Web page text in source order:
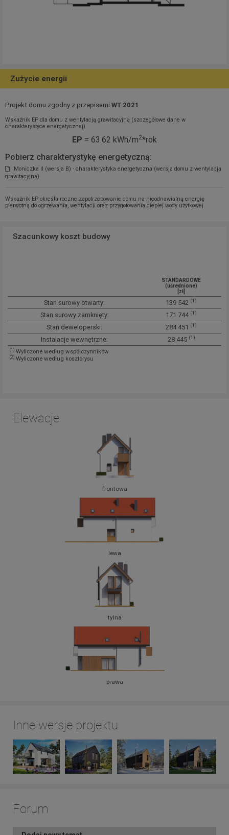
Zużycie energii
Projekt domu zgodny z przepisami WT 2021
Wskaźnik EP dla domu z wentylacją grawitacyjną (szczegółowe dane w
charakterystyce energetycznej)
EP = 63.62 kWh/m2*rok
Pobierz charakterystykę energetyczną:
Moniczka II (wersja B) - charakterystyka energetyczna (wersja domu z wentylacja
grawitacyjna)
Wskaźnik EP określa roczne zapotrzebowanie domu na nieodnawialną energię
pierwotną do ogrzewania, wentylacji oraz przygotowania ciepłej wody użytkowej.
Szacunkowy koszt budowy
STANDARDOWE
(uśrednione)
[zł]
Stan surowy otwarty: 139 542 (1)
Stan surowy zamknięty: 171 744 (1)
Stan deweloperski: 284 451 (1)
Instalacje wewnętrzne: 28 445 (1)
(1) Wyliczone według współczynników
(2) Wyliczone według kosztorysu
Elewacje
frontowa
lewa
tylna
prawa
Inne wersje projektu
Forum